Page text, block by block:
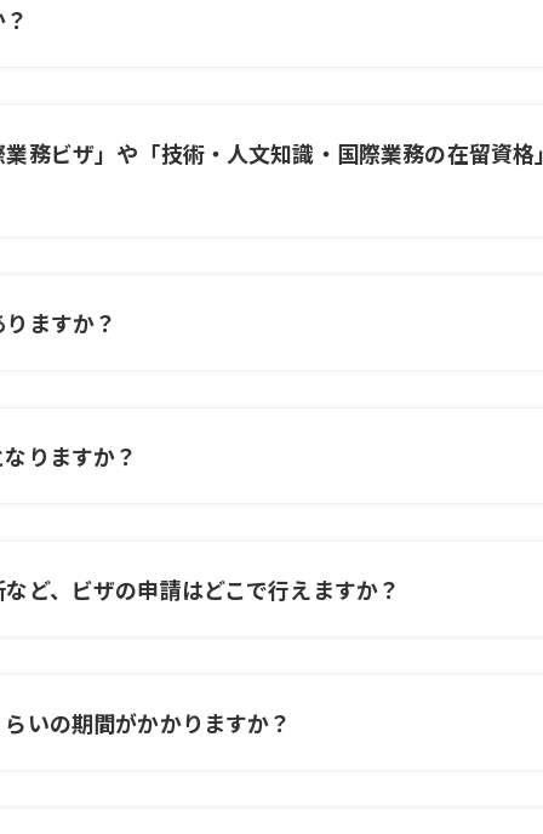
務ビザ」や「技術・人文知識・国際業務の在留資
ますか？
りますか？
ど、ビザの申請はどこで行えますか？
いの期間がかかりますか？